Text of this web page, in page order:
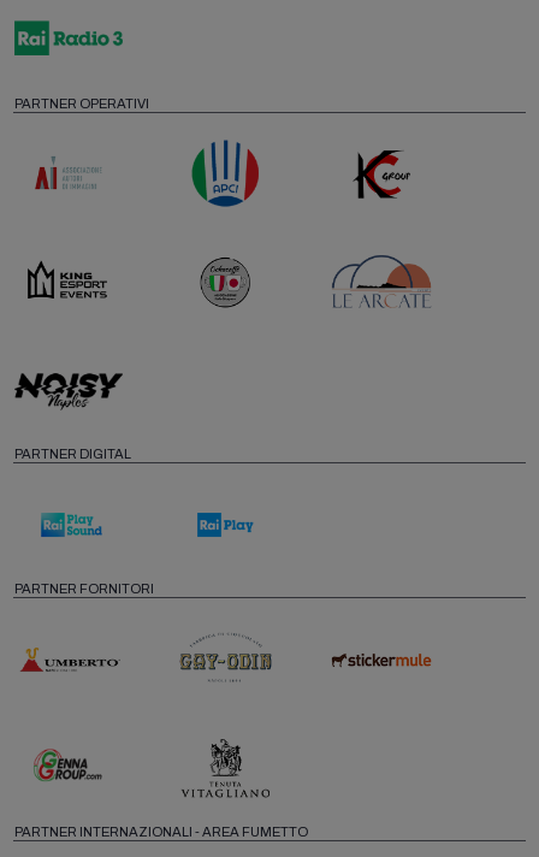
PARTNER OPERATIVI
PARTNER DIGITAL
PARTNER FORNITORI
PARTNER INTERNAZIONALI - AREA FUMETTO